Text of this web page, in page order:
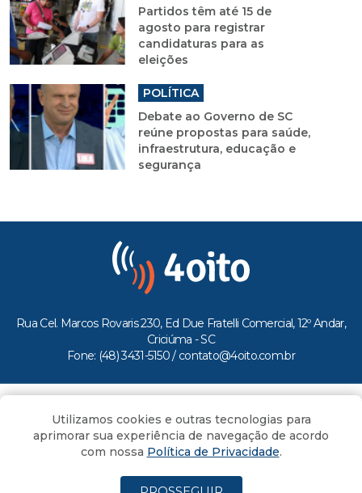
Partidos têm até 15 de
agosto para registrar
candidaturas para as
eleições
POLÍTICA
Debate ao Governo de SC
reúne propostas para saúde,
infraestrutura, educação e
segurança
Rua Cel. Marcos Rovaris 230, Ed Due Fratelli Comercial, 12º Andar,
Criciúma - SC
Fone: (48) 3431-5150 / contato@4oito.com.br
Todos os direitos reservados ao Portal 4oito
Utilizamos cookies e outras tecnologias para
aprimorar sua experiência de navegação de acordo
com nossa Política de Privacidade.